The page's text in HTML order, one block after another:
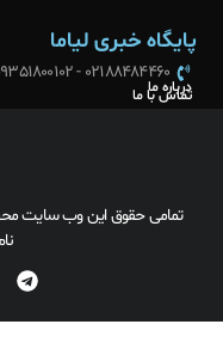
پایگاه خبری لیاما
02188484460 - 09351800102
درباره ما
تماس با ما
تمامی حقوق این وب سایت